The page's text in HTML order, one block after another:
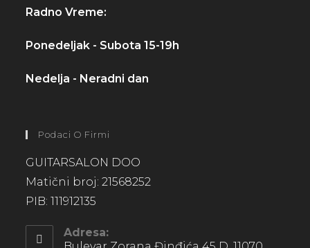
Radno Vreme:
Ponedeljak - Subota 15-19h
Nedelja - Neradni dan
Podaci O Firmi
GUITARSALON DOO
Matični broj: 21568252
PIB: 111912135
Adresa: